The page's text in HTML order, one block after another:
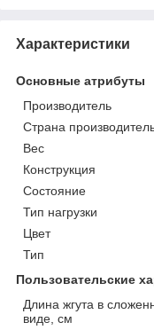
Характеристики
Основные атрибуты
Производитель
Страна
Вес
Конструкция
Состояние
Тип нагрузки
Цвет
Тип
Пользовательские
Длина жгута в
виде, см